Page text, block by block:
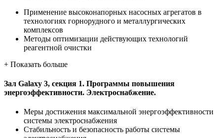
Применение высоконапорных насосных агрегатов в
технологиях горнорудного и металлургических
комплексов
Методы оптимизации действующих технологий
реагентной очистки
+ Показать больше
Зал Galaxy 3, секция 1. Программы повышения
энергоэффективности. Электроснабжение.
Меры достижения максимальной энергоэффективности
системы электроснабжения
Стабильность и безопасность работы системы